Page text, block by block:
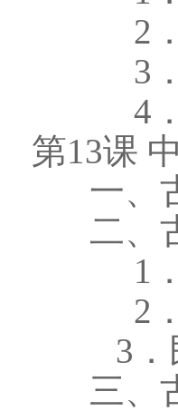
2
3
4
第13课
一、
二、
1
2
3
三、